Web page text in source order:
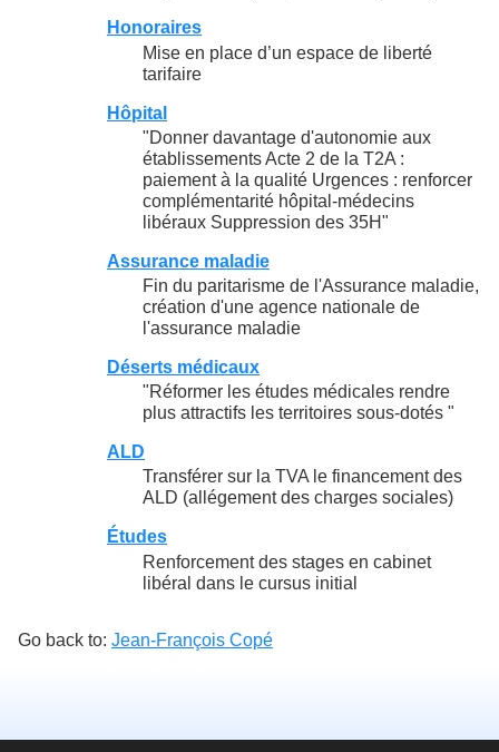
Honoraires
Mise en place d’un espace de liberté
tarifaire
Hôpital
"Donner davantage d'autonomie aux
établissements Acte 2 de la T2A :
paiement à la qualité Urgences : renforcer
complémentarité hôpital-médecins
libéraux Suppression des 35H"
Assurance maladie
Fin du paritarisme de l'Assurance maladie,
création d'une agence nationale de
l'assurance maladie
Déserts médicaux
"Réformer les études médicales rendre
plus attractifs les territoires sous-dotés "
ALD
Transférer sur la TVA le financement des
ALD (allégement des charges sociales)
Études
Renforcement des stages en cabinet
libéral dans le cursus initial
Go back to: Jean-François Copé